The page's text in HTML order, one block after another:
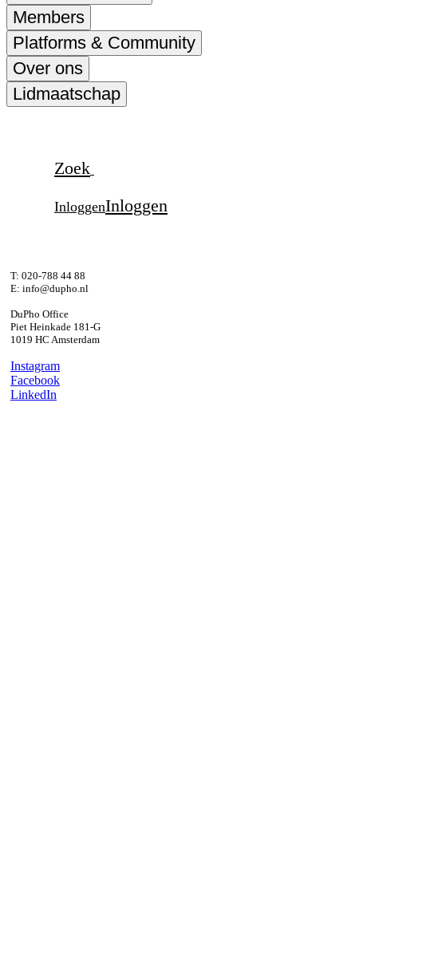
Members
Platforms & Community
Over ons
Lidmaatschap
Zoek
InloggenInloggen
T: 020-788 44 88
E: info@dupho.nl
DuPho Office
Piet Heinkade 181-G
1019 HC Amsterdam
Instagram
Facebook
LinkedIn